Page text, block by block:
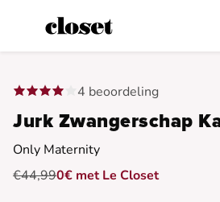
4 beoordeling
Jurk Zwangerschap
Only Maternity
€44,990€ met Le Closet